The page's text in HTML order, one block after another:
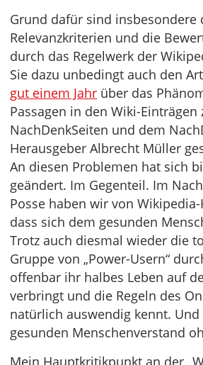
Grund dafür sind insbesondere
Relevanzkriterien und die
durch das Regelwerk der
Sie dazu unbedingt auch den
gut einem Jahr über das
Passagen in den Wiki-Einträgen
NachDenkSeiten und dem
Herausgeber Albrecht Müller
An diesen Problemen hat sich
geändert. Im Gegenteil. Im
Posse haben wir von
dass sich dem gesunden
Trotz auch diesmal wieder die
Gruppe von „Power-Usern“
offenbar ihr halbes Leben auf
verbringt und die Regeln des
natürlich auswendig kennt.
gesunden Menschenverstand
Mein Hauptkritikpunkt an der